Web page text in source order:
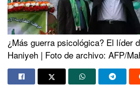
¿Más guerra psicológica? El líder
Haniyeh | Foto de archivo: AFP/